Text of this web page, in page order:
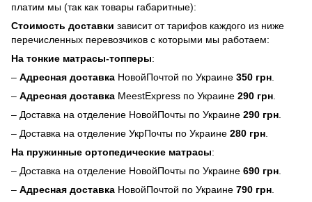
платим мы (так как товары габаритные):
Стоимость доставки зависит от тарифов каждого из ниже
перечисленных перевозчиков с которыми мы работаем:
На тонкие матрасы-топперы:
– Адресная доставка НовойПочтой по Украине 350 грн
– Адресная доставка MeestExpress по Украине 290 грн
– Доставка на отделение НовойПочты по Украине 290 грн
– Доставка на отделение УкрПочты по Украине 280 грн
На пружинные ортопедические матрасы:
– Доставка на отделение НовойПочты по Украине 690 грн
– Адресная доставка НовойПочтой по Украине 790 грн